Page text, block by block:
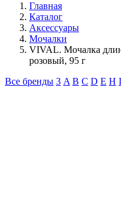
Главная
Каталог
Аксессуары
Мочалки
VIVAL. Мочалка
розовый, 95 г
Все бренды 3 A B C D E H I